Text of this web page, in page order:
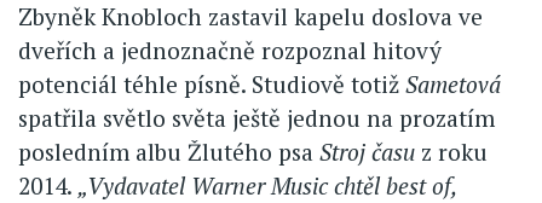
Zbyněk Knobloch zastavil kapelu doslova ve
dveřích a jednoznačně rozpoznal hitový
potenciál téhle písně. Studiově totiž Sametová
spatřila světlo světa ještě jednou na prozatím
posledním albu Žlutého psa Stroj času z roku
2014. „Vydavatel Warner Music chtěl best of,